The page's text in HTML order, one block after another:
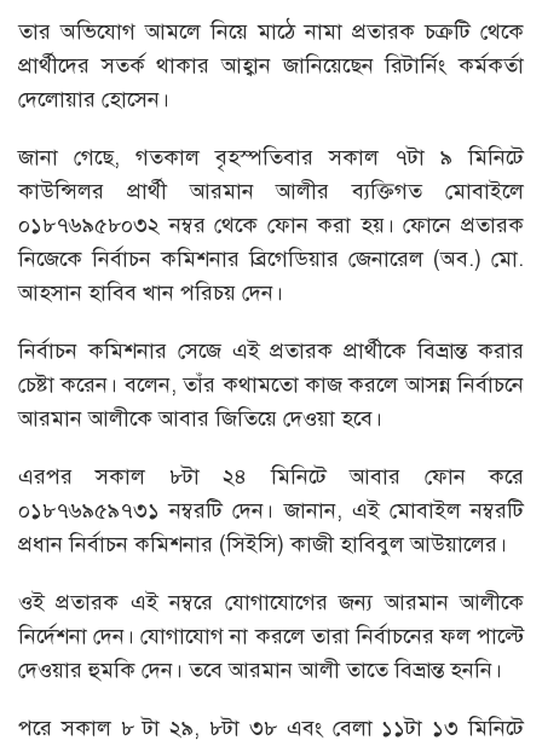
তার অভিযোগ আমলে নিয়ে মাঠে নামা প্রতারক চক্রটি থেকে
প্রার্থীদের সতর্ক থাকার আহ্বান জানিয়েছেন রিটার্নিং কর্মকর্তা
দেলোয়ার হোসেন।
জানা গেছে, গতকাল বৃহস্পতিবার সকাল ৭টা ৯ মিনিটে
কাউন্সিলর প্রার্থী আরমান আলীর ব্যক্তিগত মোবাইলে
০১৮৭৬৯৫৮০৩২ নম্বর থেকে ফোন করা হয়। ফোনে প্রতারক
নিজেকে নির্বাচন কমিশনার ব্রিগেডিয়ার জেনারেল (অব.) মো.
আহসান হাবিব খান পরিচয় দেন।
নির্বাচন কমিশনার সেজে এই প্রতারক প্রার্থীকে বিভ্রান্ত করার
চেষ্টা করেন। বলেন, তাঁর কথামতো কাজ করলে আসন্ন নির্বাচনে
আরমান আলীকে আবার জিতিয়ে দেওয়া হবে।
এরপর সকাল ৮টা ২৪ মিনিটে আবার ফোন করে
০১৮৭৬৯৫৯৭৩১ নম্বরটি দেন। জানান, এই মোবাইল নম্বরটি
প্রধান নির্বাচন কমিশনার (সিইসি) কাজী হাবিবুল আউয়ালের।
ওই প্রতারক এই নম্বরে যোগাযোগের জন্য আরমান আলীকে
নির্দেশনা দেন। যোগাযোগ না করলে তারা নির্বাচনের ফল পাল্টে
দেওয়ার হুমকি দেন। তবে আরমান আলী তাতে বিভ্রান্ত হননি।
পরে সকাল ৮ টা ২৯, ৮টা ৩৮ এবং বেলা ১১টা ১৩ মিনিটে